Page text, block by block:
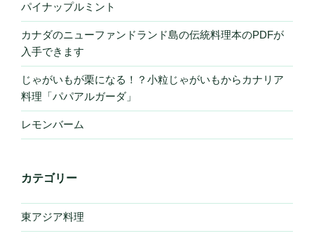
パイナップルミント
カナダのニューファンドランド島の伝統料理本のPDFが
入手できます
じゃがいもが栗になる！？小粒じゃがいもからカナリア
料理「パパアルガーダ」
レモンバーム
カテゴリー
東アジア料理